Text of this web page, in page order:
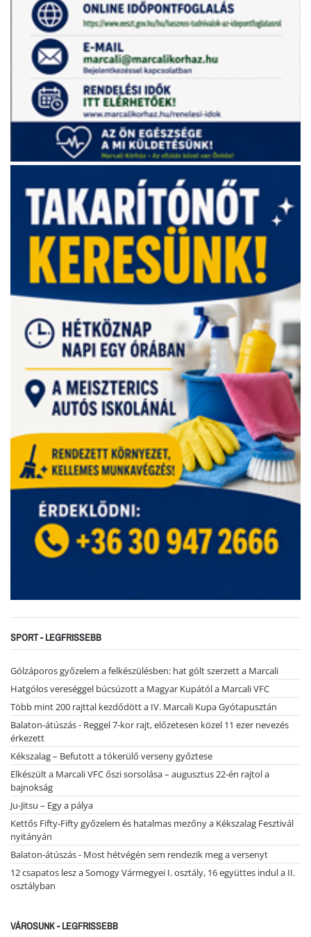
SPORT - LEGFRISSEBB
Gólzáporos győzelem a felkészülésben: hat gólt szerzett a Marcali
Hatgólos vereséggel búcsúzott a Magyar Kupától a Marcali VFC
Több mint 200 rajttal kezdődött a IV. Marcali Kupa Gyótapusztán
Balaton-átúszás - Reggel 7-kor rajt, előzetesen közel 11 ezer nevezés
érkezett
Kékszalag – Befutott a tókerülő verseny győztese
Elkészült a Marcali VFC őszi sorsolása – augusztus 22-én rajtol a
bajnokság
Ju-Jitsu – Egy a pálya
Kettős Fifty-Fifty győzelem és hatalmas mezőny a Kékszalag Fesztivál
nyitányán
Balaton-átúszás - Most hétvégén sem rendezik meg a versenyt
12 csapatos lesz a Somogy Vármegyei I. osztály, 16 együttes indul a II.
osztályban
VÁROSUNK - LEGFRISSEBB